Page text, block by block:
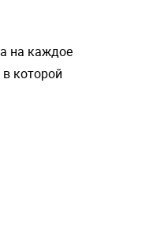
на каждое
которой